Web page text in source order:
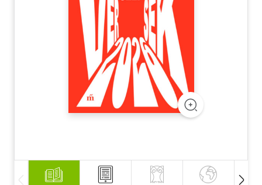
Szótár, nyelvkönyv
Tankönyv, segédkönyv
Társadalomtudomány